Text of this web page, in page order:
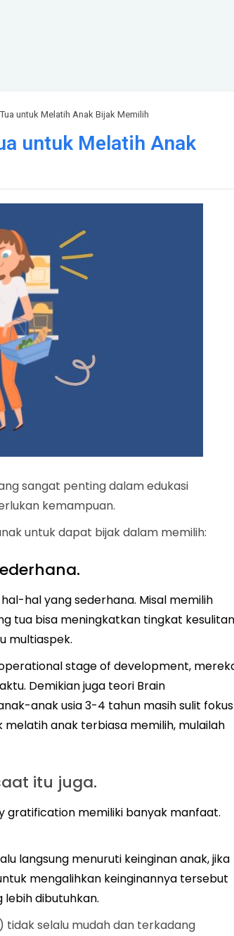
untuk Melatih Anak Bijak Memilih
untuk Melatih Anak
sangat penting dalam edukasi
kemampuan.
untuk dapat bijak dalam memilih:
hal yang sederhana. Misal memilih
tua bisa meningkatkan tingkat kesulitan
multiaspek.
stage of development,
Demikian juga teori Brain
anak usia 3-4 tahun masih sulit fokus
melatih anak terbiasa memilih, mulailah
itu juga.
gratification memiliki banyak manfaat.
langsung menuruti keinginan anak, jika
mengalihkan keinginannya tersebut
dibutuhkan.
selalu mudah dan terkadang